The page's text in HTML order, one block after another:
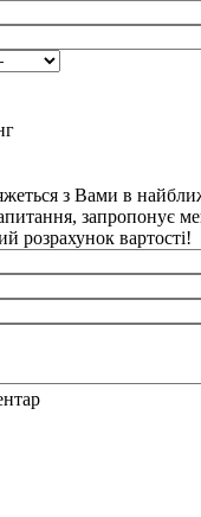
з Вами в
запропонує
розрахунок вартості!